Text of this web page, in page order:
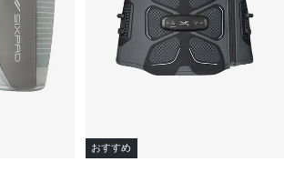
おすすめ